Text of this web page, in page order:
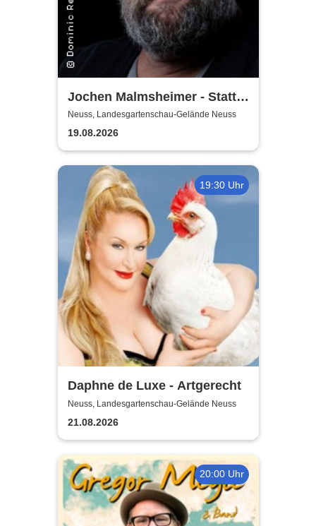
Jochen Malmsheimer - Statt
wesentlich die Welt bewegt,
hab ich wohl nur das Meer
gepflügt
Neuss, Landesgartenschau-Gelände Neuss
19.08.2026
19:30 Uhr
Daphne de Luxe - Artgerecht
Neuss, Landesgartenschau-Gelände Neuss
21.08.2026
20:00 Uhr